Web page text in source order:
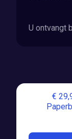
€
U ontvangt